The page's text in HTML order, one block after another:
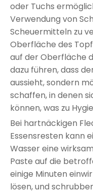
oder Tuchs
Verwendung von
Scheuermitteln zu
Oberfläche des
auf der Oberfläche
dazu führen, dass
aussieht, sondern
schaffen, in denen
können, was zu
Bei hartnäckigen
Essensresten kann
Wasser eine
Paste auf die
einige Minuten
lösen, und